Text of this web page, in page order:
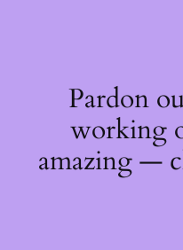
Pardon
working
amazing —